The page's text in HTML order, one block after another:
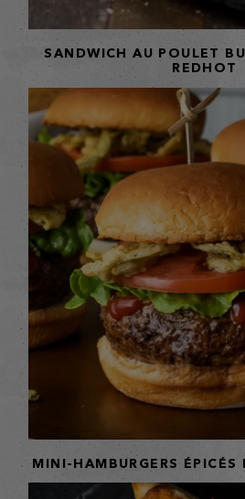
SANDWICH AU POULET
REDHOT
MINI-HAMBURGERS ÉPICÉS